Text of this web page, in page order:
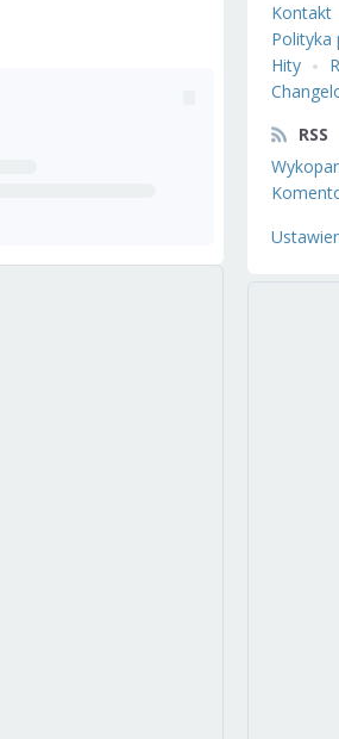
Kontakt
Polityka
Hity
RSS